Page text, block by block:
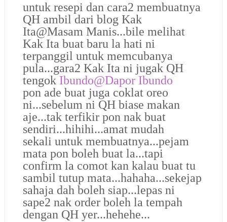
untuk resepi dan cara2 membuatnya
QH ambil dari blog Kak
Ita@Masam Manis...bile melihat
Kak Ita buat baru la hati ni
terpanggil untuk memcubanya
pula...gara2 Kak Ita ni jugak QH
tengok Ibundo@Dapor Ibundo
pon ade buat juga coklat oreo
ni...sebelum ni QH biase makan
aje...tak terfikir pon nak buat
sendiri...hihihi...amat mudah
sekali untuk membuatnya...pejam
mata pon boleh buat la...tapi
confirm la comot kan kalau buat tu
sambil tutup mata...hahaha...sekejap
sahaja dah boleh siap...lepas ni
sape2 nak order boleh la tempah
dengan QH yer...hehehe...